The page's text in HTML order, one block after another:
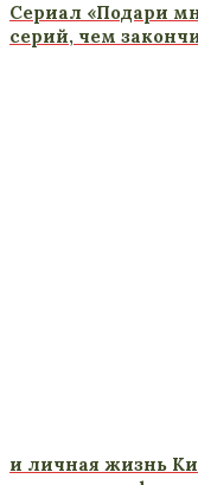
Сериал «Подари
серий, чем
и личная жизнь